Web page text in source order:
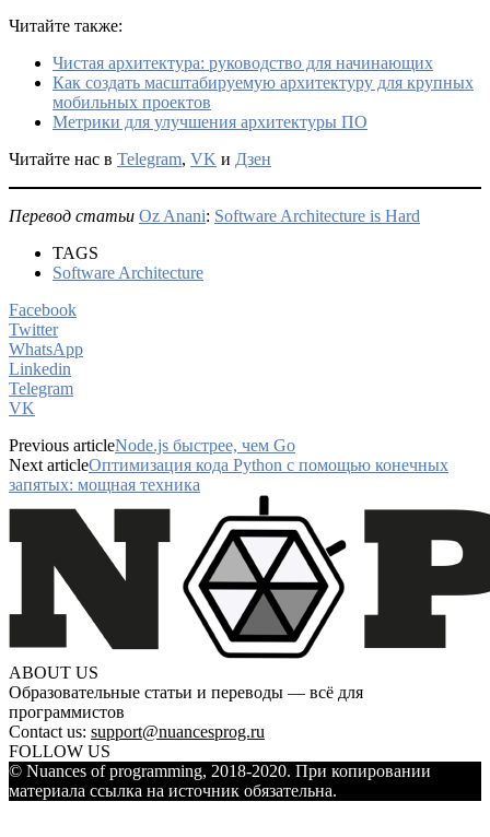
Читайте также:
Чистая архитектура: руководство для начинающих
Как создать масштабируемую архитектуру для крупных
мобильных проектов
Метрики для улучшения архитектуры ПО
Читайте нас в Telegram, VK и Дзен
Перевод статьи Oz Anani: Software Architecture is Hard
TAGS
Software Architecture
Facebook
Twitter
WhatsApp
Linkedin
Telegram
VK
Previous articleNode.js быстрее, чем Go
Next articleОптимизация кода Python с помощью конечных
запятых: мощная техника
ABOUT US
Образовательные статьи и переводы — всё для
программистов
Contact us: support@nuancesprog.ru
FOLLOW US
© Nuances of programming, 2018-2020. При копировании
материала ссылка на источник обязательна.